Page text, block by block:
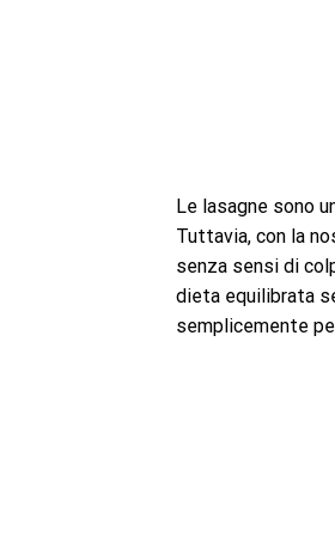
Le lasagne sono
Tuttavia, con la
senza sensi di
dieta equilibrata
semplicemente